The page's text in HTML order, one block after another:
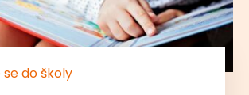
do školy